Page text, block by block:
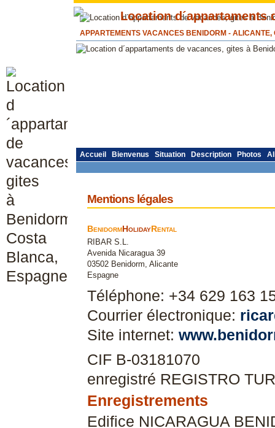
APPARTEMENTS VACANCES BENIDORM -
Mentions légales
BenidormHolidayRental
RIBAR S.L.
Avenida Nicaragua 39
03502 Benidorm, Alicante
Espagne
Téléphone: +34 629 163
Courrier électronique:
Site internet:
CIF B-03181070
enregistré REGISTRO
Enregistrements
Edifice NICARAGUA
Accueil Bienvenus Situation Description Photos